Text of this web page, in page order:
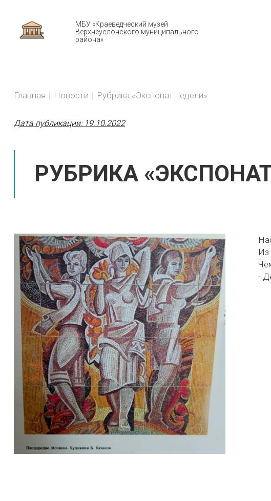
МБУ «Краеведческий музей
Верхнеуслонского муниципального
района»
BREADCRUMBS
You
are
Главная Новости Рубрика «Экспонат недели»
Дата публикации: 19.10.2022
РУБРИКА
Из
-